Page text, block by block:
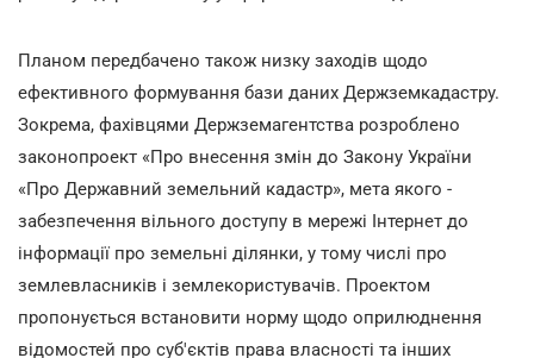
Планом передбачено також низку заходів щодо
ефективного формування бази даних Держземкадастру.
Зокрема, фахівцями Держземагентства розроблено
законопроект «Про внесення змін до Закону України
«Про Державний земельний кадастр», мета якого -
забезпечення вільного доступу в мережі Інтернет до
інформації про земельні ділянки, у тому числі про
землевласників і землекористувачів. Проектом
пропонується встановити норму щодо оприлюднення
відомостей про суб'єктів права власності та інших